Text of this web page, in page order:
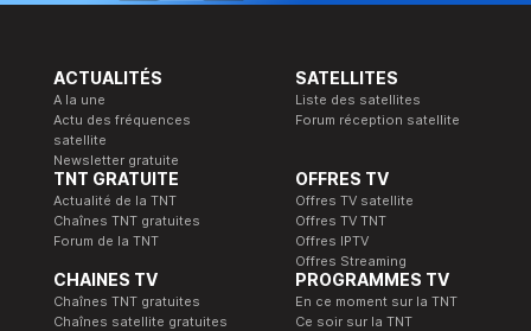
ACTUALITÉS
A la une
Actu des fréquences
satellite
Newsletter gratuite
SATELLITES
Liste des satellites
Forum réception satellite
TNT GRATUITE
Actualité de la TNT
Chaînes TNT gratuites
Forum de la TNT
OFFRES TV
Offres TV satellite
Offres TV TNT
Offres IPTV
Offres Streaming
CHAINES TV
Chaînes TNT gratuites
Chaînes satellite gratuites
PROGRAMMES TV
En ce moment sur la TNT
Ce soir sur la TNT